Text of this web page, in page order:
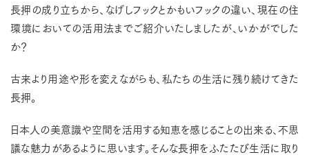
長押の成り立ちから、なげしフックとかもいフックの違い、現在の住
環境においての活用法までご紹介いたしましたが、いかがでした
か？
古来より用途や形を変えながらも、私たちの生活に残り続けてきた
長押。
日本人の美意識や空間を活用する知恵を感じることの出来る、不思
議な魅力があるように思います。そんな長押をふたたび生活に取り